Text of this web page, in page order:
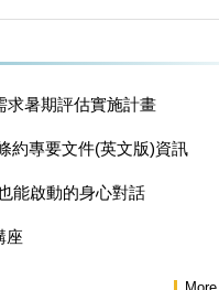
求暑期評估實施計畫
約專要文件(英文版)資訊
能啟動的身心對話
座